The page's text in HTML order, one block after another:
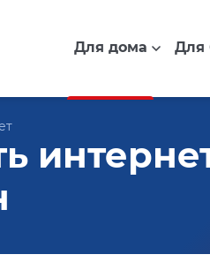
Для дома Для